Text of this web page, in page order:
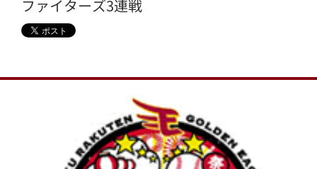
ファイターズ3連戦